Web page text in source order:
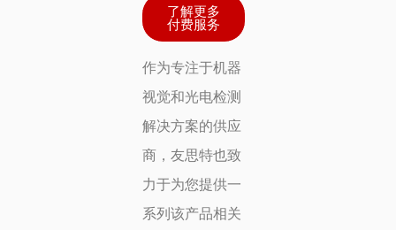
作为专注于机器
视觉和光电检测
解决方案的供应
商，友思特也致
力于为您提供一
系列该产品相关
了解更多
付费服务